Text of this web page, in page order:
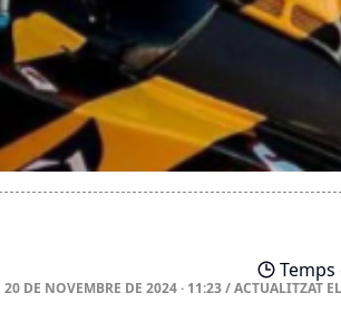
20 DE NOVEMBRE DE 2024 · 11:23/ACTUALITZAT EL